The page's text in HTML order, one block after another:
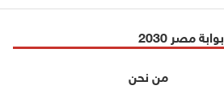
بوابة مصر 2030
من نحن